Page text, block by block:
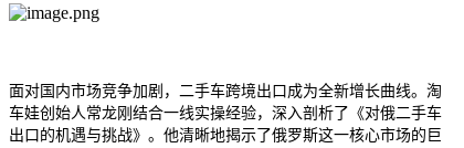
面对国内市场竞争加剧，二手车跨境出口成为全新增长曲线。 淘
车娃创始人常龙刚结合一线实操经验，深入剖析了《对俄二手车
出口的机遇与挑战》。他清晰地揭示了俄罗斯这一核心市场的巨